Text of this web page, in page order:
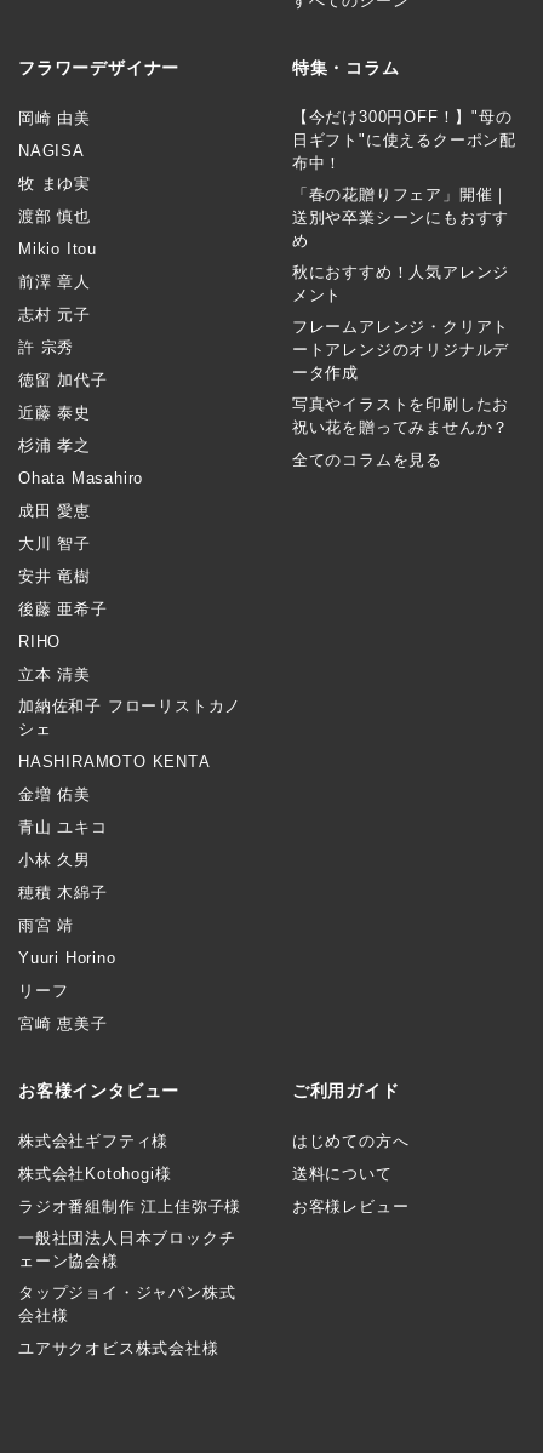
フラワーデザイナー
岡崎 由美
NAGISA
牧 まゆ実
渡部 慎也
Mikio Itou
前澤 章人
志村 元子
許 宗秀
徳留 加代子
近藤 泰史
杉浦 孝之
Ohata Masahiro
成田 愛恵
大川 智子
安井 竜樹
後藤 亜希子
RIHO
立本 清美
加納佐和子 フローリストカノ
シェ
HASHIRAMOTO KENTA
金増 佑美
青山 ユキコ
小林 久男
穂積 木綿子
雨宮 靖
Yuuri Horino
リーフ
宮崎 恵美子
特集・コラム
【今だけ300円OFF！】"母の
日ギフト"に使えるクーポン配
布中！
「春の花贈りフェア」開催｜
送別や卒業シーンにもおすす
め
秋におすすめ！人気アレンジ
メント
フレームアレンジ・クリアト
ートアレンジのオリジナルデ
ータ作成
写真やイラストを印刷したお
祝い花を贈ってみませんか？
全てのコラムを見る
お客様インタビュー
株式会社ギフティ様
株式会社Kotohogi様
ラジオ番組制作 江上佳弥子様
一般社団法人日本ブロックチ
ェーン協会様
タップジョイ・ジャパン株式
会社様
ユアサクオビス株式会社様
ご利用ガイド
はじめての方へ
送料について
お客様レビュー